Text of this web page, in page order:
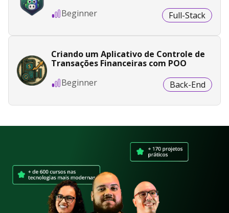
Beginner
Full-Stack
Criando um Aplicativo de Controle de
Transações Financeiras com POO
Beginner
Back-End